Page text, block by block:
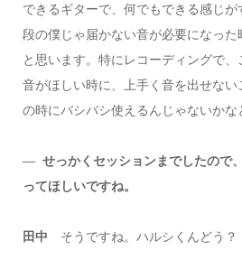
できるギターで、何でもできる感じ
段の僕じゃ届かない音が必要になった
と思います。特にレコーディングで
音がほしい時に、上手く音を出せな
の時にバシバシ使えるんじゃないかな
― せっかくセッションまでしたので
ってほしいですね。
田中 そうですね。ハルシくんどう？